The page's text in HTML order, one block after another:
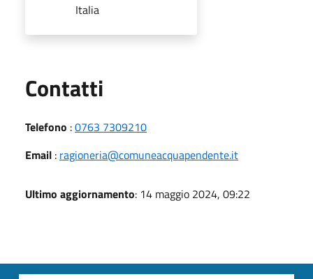
Italia
Contatti
Telefono :0763 7309210
Email : ragioneria@comuneacquapendente.it
Ultimo aggiornamento: 14 maggio 2024, 09:22